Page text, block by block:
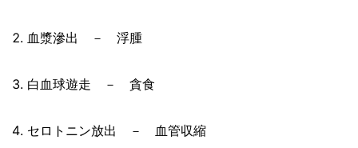
血漿滲出 － 浮腫
白血球遊走 － 貪食
セロトニン放出 － 血管収縮